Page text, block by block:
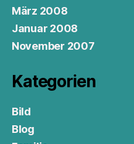
März 2008
Januar 2008
November 2007
Kategorien
Bild
Blog